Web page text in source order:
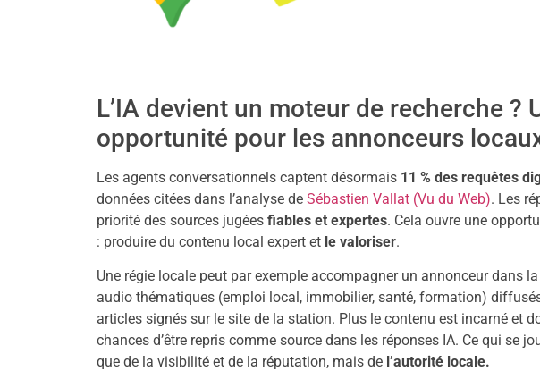
L’IA devient un moteur de recherche ?
opportunité pour les annonceurs
Les agents conversationnels captent désormais 11 % des requêtes
données citées dans l’analyse de Sébastien Vallat (Vu du Web). Les
priorité des sources jugées fiables et expertes. Cela ouvre une
: produire du contenu local expert et le valoriser.
Une régie locale peut par exemple accompagner un annonceur dans
audio thématiques (emploi local, immobilier, santé, formation)
articles signés sur le site de la station. Plus le contenu est incarné et
chances d’être repris comme source dans les réponses IA. Ce qui se
que de la visibilité et de la réputation, mais de l’autorité locale.